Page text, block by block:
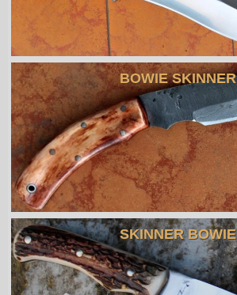
BOWIE SKINNER
SKINNER BOWIE